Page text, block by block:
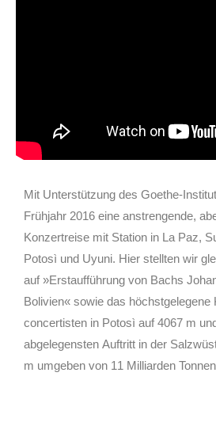
Mit Unterstützung des Goethe-
Frühjahr 2016 eine anstrengende,
Konzertreise mit Station in La Paz,
Potosì und Uyuni. Hier stellten wir
auf »Erstaufführung von Bachs
Bolivien« sowie das höchstgelegene
concertisten in Potosì auf 4067 m
abgelegensten Auftritt in der
m umgeben von 11 Milliarden